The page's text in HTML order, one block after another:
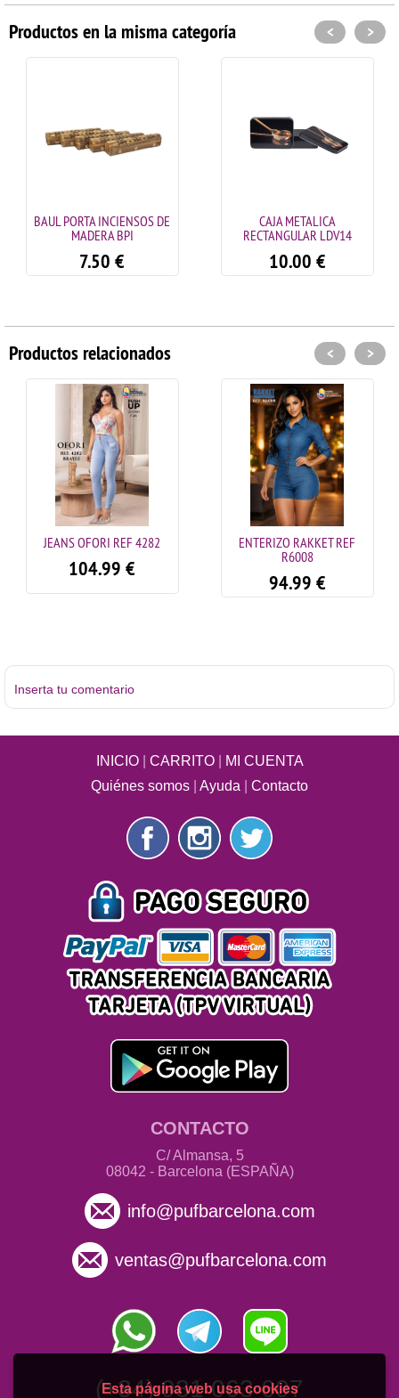
Productos en la misma categoría
BAUL PORTA INCIENSOS DE
MADERA BPI
7.50 €
CAJA METALICA
RECTANGULAR LDV14
10.00 €
< >
Productos relacionados
JEANS OFORI REF 4282
104.99 €
ENTERIZO RAKKET REF
R6008
94.99 €
< >
Inserta tu comentario
INICIO| CARRITO|
MI CUENTA
Quiénes somos
Ayuda Contacto
CONTACTO
C/ Almansa, 5
08042 - Barcelona (ESPAÑA)
info@pufbarcelona.com
ventas@pufbarcelona.com
(+34) 931 063 607
Esta página web usa cookies